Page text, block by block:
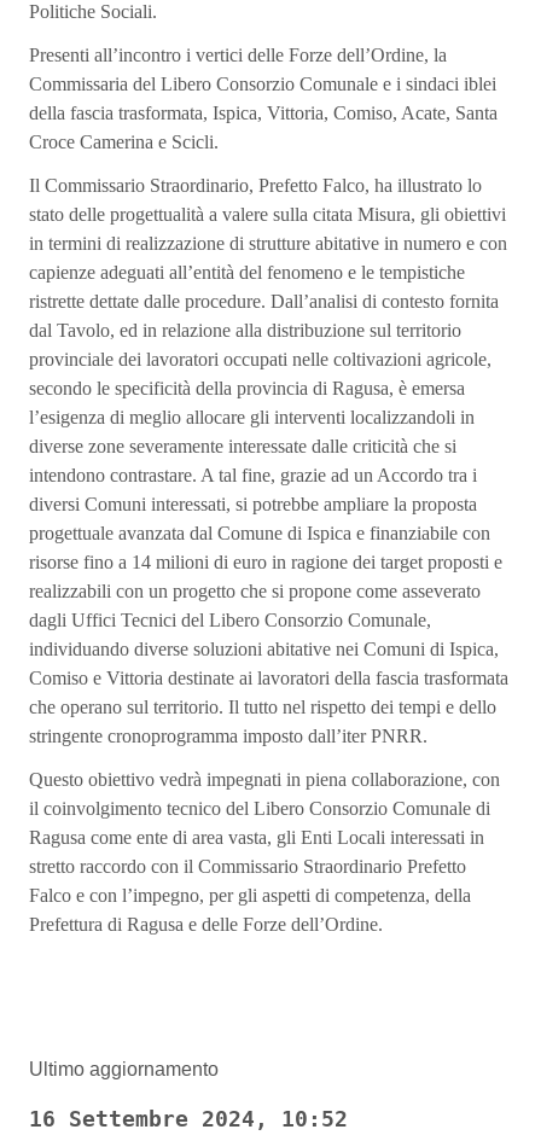
Politiche Sociali.
Presenti all’incontro i vertici delle Forze dell’Ordine, la
Commissaria del Libero Consorzio Comunale e i sindaci iblei
della fascia trasformata, Ispica, Vittoria, Comiso, Acate, Santa
Croce Camerina e Scicli.
Il Commissario Straordinario, Prefetto Falco, ha illustrato lo
stato delle progettualità a valere sulla citata Misura, gli obiettivi
in termini di realizzazione di strutture abitative in numero e con
capienze adeguati all’entità del fenomeno e le tempistiche
ristrette dettate dalle procedure. Dall’analisi di contesto fornita
dal Tavolo, ed in relazione alla distribuzione sul territorio
provinciale dei lavoratori occupati nelle coltivazioni agricole,
secondo le specificità della provincia di Ragusa, è emersa
l’esigenza di meglio allocare gli interventi localizzandoli in
diverse zone severamente interessate dalle criticità che si
intendono contrastare. A tal fine, grazie ad un Accordo tra i
diversi Comuni interessati, si potrebbe ampliare la proposta
progettuale avanzata dal Comune di Ispica e finanziabile con
risorse fino a 14 milioni di euro in ragione dei target proposti e
realizzabili con un progetto che si propone come asseverato
dagli Uffici Tecnici del Libero Consorzio Comunale,
individuando diverse soluzioni abitative nei Comuni di Ispica,
Comiso e Vittoria destinate ai lavoratori della fascia trasformata
che operano sul territorio. Il tutto nel rispetto dei tempi e dello
stringente cronoprogramma imposto dall’iter PNRR.
Questo obiettivo vedrà impegnati in piena collaborazione, con
il coinvolgimento tecnico del Libero Consorzio Comunale di
Ragusa come ente di area vasta, gli Enti Locali interessati in
stretto raccordo con il Commissario Straordinario Prefetto
Falco e con l’impegno, per gli aspetti di competenza, della
Prefettura di Ragusa e delle Forze dell’Ordine.
Ultimo aggiornamento
16 Settembre 2024, 10:52